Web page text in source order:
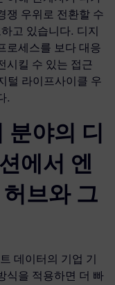
쟁 우위로 전환할 수
고 있습니다. 디지
로세스를 보다 대응
시킬 수 있는 접근
털 라이프사이클 우
.
분야의 디
에서 엔
브와 그
데이터의 기업 기
식을 적용하면 더 빠